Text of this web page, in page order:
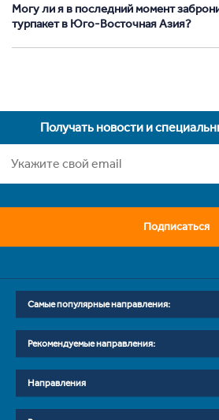
Могу ли я в последний момент
турпакет в Юго-Восточная Азия?
Получать новости и
Подписаться
Самые популярные направления:
Рекомендуемые направления:
Направления